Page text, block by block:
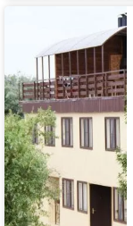
Морей